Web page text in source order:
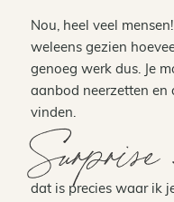
Nou, heel veel
weleens gezien
genoeg werk dus. Je
aanbod neerzetten en
vinden.
dat is precies waar ik